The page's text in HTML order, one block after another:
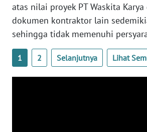
atas nilai proyek PT Waskita
dokumen kontraktor lain
sehingga tidak memenuhi
1 2 Selanjutnya Lihat
WN
JAMBI